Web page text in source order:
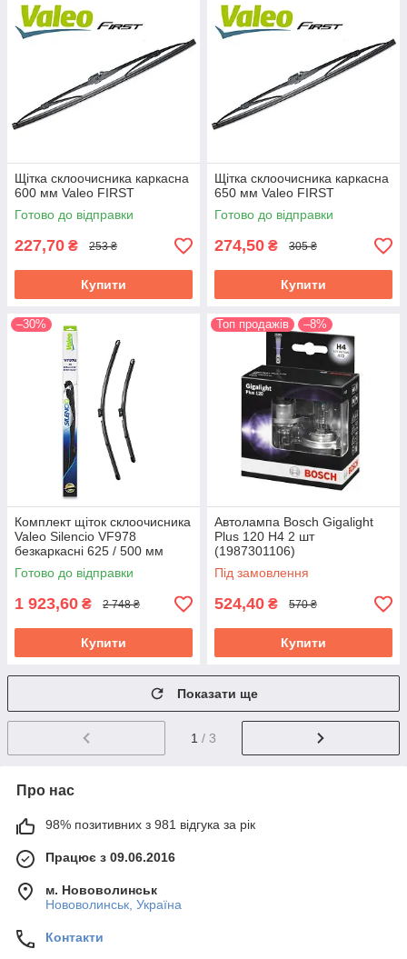
Щітка склоочисника каркасна
600 мм Valeo FIRST
Готово до відправки
227,70 ₴ 253 ₴
Купити
Щітка склоочисника каркасна
650 мм Valeo FIRST
Готово до відправки
274,50 ₴ 305 ₴
Купити
–30%
Комплект щіток склоочисника
Valeo Silencio VF978
безкаркасні 625 / 500 мм
(577978)
Готово до відправки
1 923,60 ₴ 2 748 ₴
Купити
Топ продажів –8%
Автолампа Bosch Gigalight
Plus 120 H4 2 шт
(1987301106)
Під замовлення
524,40 ₴ 570 ₴
Купити
Показати ще
1 / 3
Про нас
98% позитивних з 981 відгука за рік
Працює з 09.06.2016
м. Нововолинськ
Нововолинськ, Україна
Контакти